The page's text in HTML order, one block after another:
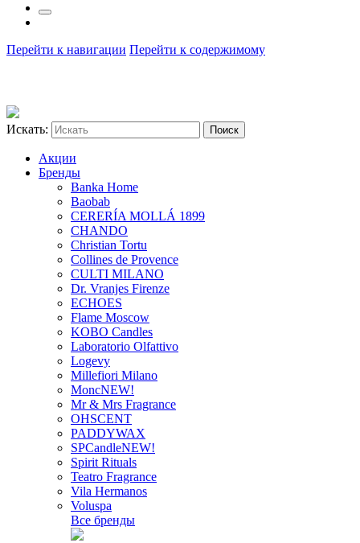
Перейти к навигации Перейти к содержимому
Искать:
Акции
Бренды
Banka Home
Baobab
CERERÍA MOLLÁ 1899
CHANDO
Christian Tortu
Collines de Provence
CULTI MILANO
Dr. Vranjes Firenze
ECHOES
Flame Moscow
KOBO Candles
Laboratorio Olfattivo
Logevy
Millefiori Milano
MoncNEW!
Mr & Mrs Fragrance
OHSCENT
PADDYWAX
SPCandleNEW!
Spirit Rituals
Teatro Fragrance
Vila Hermanos
Voluspa
Все бренды